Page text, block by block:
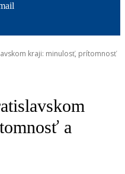
kraji: minulosť, prítomnosť
a